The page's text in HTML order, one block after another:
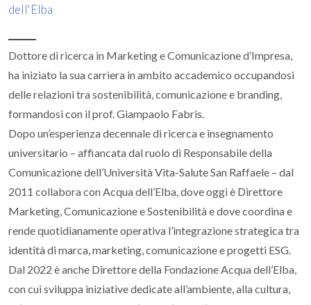
dell'Elba
Dottore di ricerca in Marketing e Comunicazione d’Impresa,
ha iniziato la sua carriera in ambito accademico occupandosi
delle relazioni tra sostenibilità, comunicazione e branding,
formandosi con il prof. Giampaolo Fabris.
Dopo un’esperienza decennale di ricerca e insegnamento
universitario – affiancata dal ruolo di Responsabile della
Comunicazione dell’Università Vita-Salute San Raffaele – dal
2011 collabora con Acqua dell’Elba, dove oggi è Direttore
Marketing, Comunicazione e Sostenibilità e dove coordina e
rende quotidianamente operativa l’integrazione strategica tra
identità di marca, marketing, comunicazione e progetti ESG.
Dal 2022 è anche Direttore della Fondazione Acqua dell’Elba,
con cui sviluppa iniziative dedicate all’ambiente, alla cultura,